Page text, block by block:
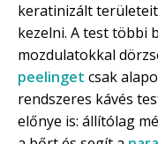
keratinizált
kezelni. A test többi
mozdulatokkal
peelinget csak
rendszeres kávés
előnye is: állítólag